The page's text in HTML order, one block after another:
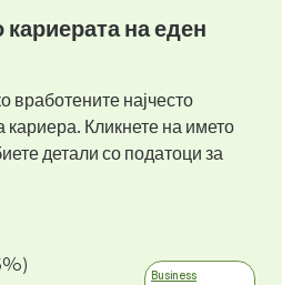
кариерата на еден
вработените најчесто
кариера. Кликнете на името
детали со податоци за
Business